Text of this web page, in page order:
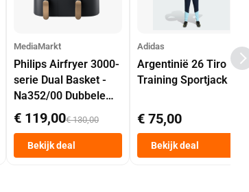
MediaMarkt
Philips Airfryer 3000-
serie Dual Basket -
Na352/00 Dubbele
Mand 9 L Tot 6
Personen
Heteluchtfriteuse
Zwart
€ 119,00€ 130,00
Bekijk deal
Adidas
Argentinië 26 Tiro
Training Sportjack
€ 75,00
Bekijk deal